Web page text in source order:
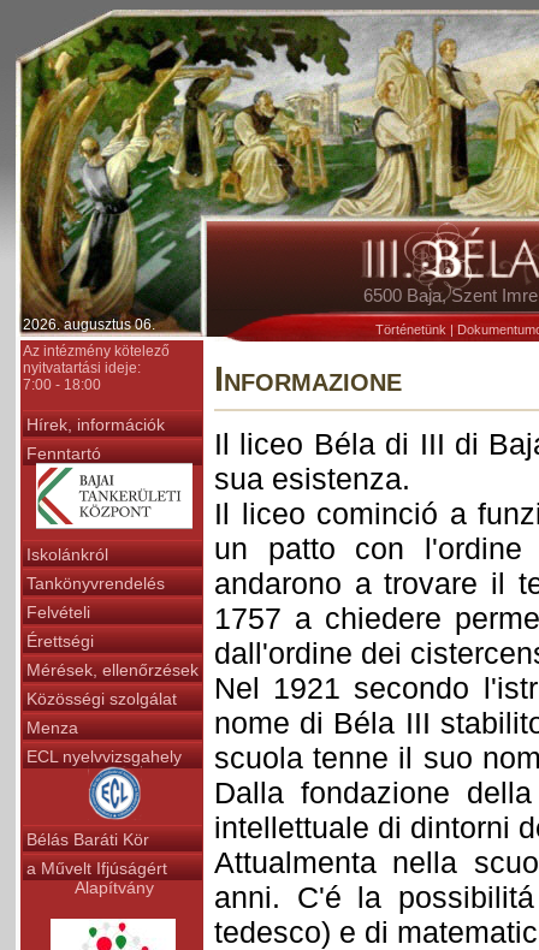
2026. augusztus 06.
6500 Baja, Szent
Történetünk |
Az intézmény kötelező
nyitvatartási ideje:
7:00 - 18:00
Hírek, információk
Fenntartó
Iskolánkról
Tankönyvrendelés
Felvételi
Érettségi
Mérések, ellenőrzések
Közösségi szolgálat
Menza
ECL nyelvvizsgahely
Bélás Baráti Kör
a Művelt Ifjúságért
Alapítvány
Informazione
Il liceo Béla di III di
sua esistenza.
Il liceo cominció a
un patto con l'ordine
andarono a trovare il
1757 a chiedere
dall'ordine dei
Nel 1921 secondo
nome di Béla III
scuola tenne il suo
Dalla fondazione
intellettuale di dintorni
Attualmenta nella
anni. C'é la
tedesco) e di